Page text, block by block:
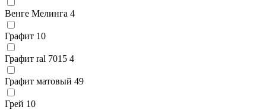
Венге Мелинга 4
Графит 10
Графит ral 7015 4
Графит матовый 49
Грей 10